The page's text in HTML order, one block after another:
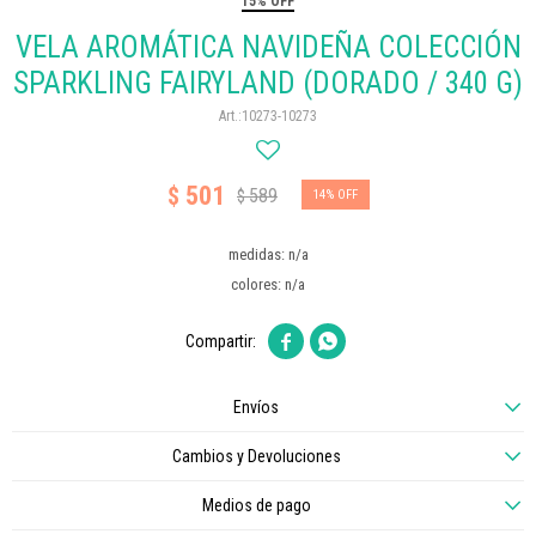
VELA AROMÁTICA NAVIDEÑA COLECCIÓN
SPARKLING FAIRYLAND (DORADO / 340 G)
10273-10273
$ 501 $589 14
medidas: n/a
colores: n/a
 
Envíos
Cambios y Devoluciones
Medios de pago